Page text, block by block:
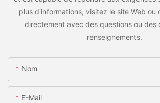
plus d'informations, visitez le site Web ou
directement avec des questions ou des
renseignements.
Nom
E-Mail